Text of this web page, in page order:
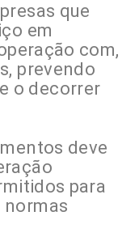
que
em
com,
prevendo
o decorrer
deve
para